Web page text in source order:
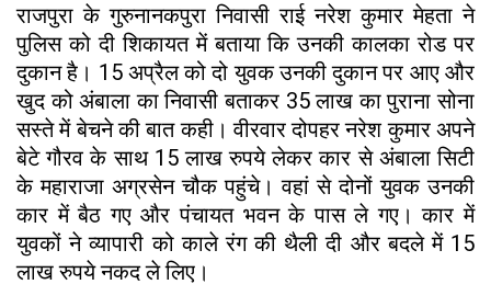
राजपुरा के गुरुनानकपुरा निवासी राई नरेश कुमार मेहता ने
पुलिस को दी शिकायत में बताया कि उनकी कालका रोड पर
दुकान है। 15 अप्रैल को दो युवक उनकी दुकान पर आए और
खुद को अंबाला का निवासी बताकर 35 लाख का पुराना सोना
सस्ते में बेचने की बात कही। वीरवार दोपहर नरेश कुमार अपने
बेटे गौरव के साथ 15 लाख रुपये लेकर कार से अंबाला सिटी
के महाराजा अग्रसेन चौक पहुंचे। वहां से दोनों युवक उनकी
कार में बैठ गए और पंचायत भवन के पास ले गए। कार में
युवकों ने व्यापारी को काले रंग की थैली दी और बदले में 15
लाख रुपये नकद ले लिए।